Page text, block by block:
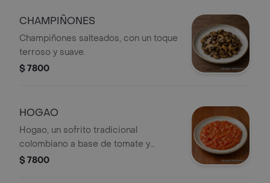
CHAMPIÑONES
Champiñones salteados, con un toque
terroso y suave.
$ 7800
HOGAO
Hogao, un sofrito tradicional
colombiano a base de tomate y
cebolla.
$ 7800